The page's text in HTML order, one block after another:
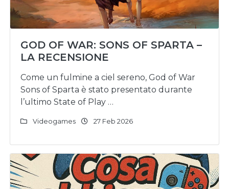
GOD OF WAR: SONS OF SPARTA –
LA RECENSIONE
Come un fulmine a ciel sereno, God of War
Sons of Sparta è stato presentato durante
l’ultimo State of Play …
Videogames 27 Feb 2026